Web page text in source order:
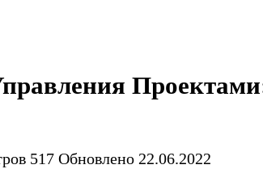
517 Обновлено 22.06.2022